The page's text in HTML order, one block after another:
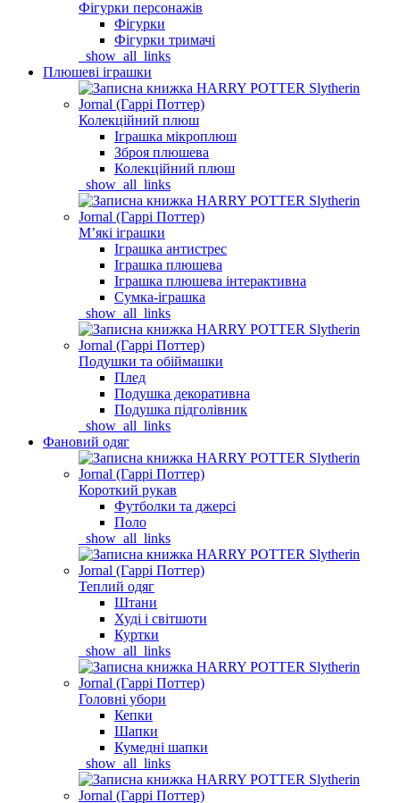
Фігурки персонажів
Фігурки
Фігурки тримачі
_show_all_links
Плюшеві іграшки
Колекційний плюш
Іграшка мікроплюш
Зброя плюшева
Колекційний плюш
_show_all_links
Мʼякі іграшки
Іграшка антистрес
Іграшка плюшева
Іграшка плюшева інтерактивна
Сумка-іграшка
_show_all_links
Подушки та обіймашки
Плед
Подушка декоративна
Подушка підголівник
_show_all_links
Фановий одяг
Короткий рукав
Футболки та джерсі
Поло
_show_all_links
Теплий одяг
Штани
Худі і світшоти
Куртки
_show_all_links
Головні убори
Кепки
Шапки
Кумедні шапки
_show_all_links